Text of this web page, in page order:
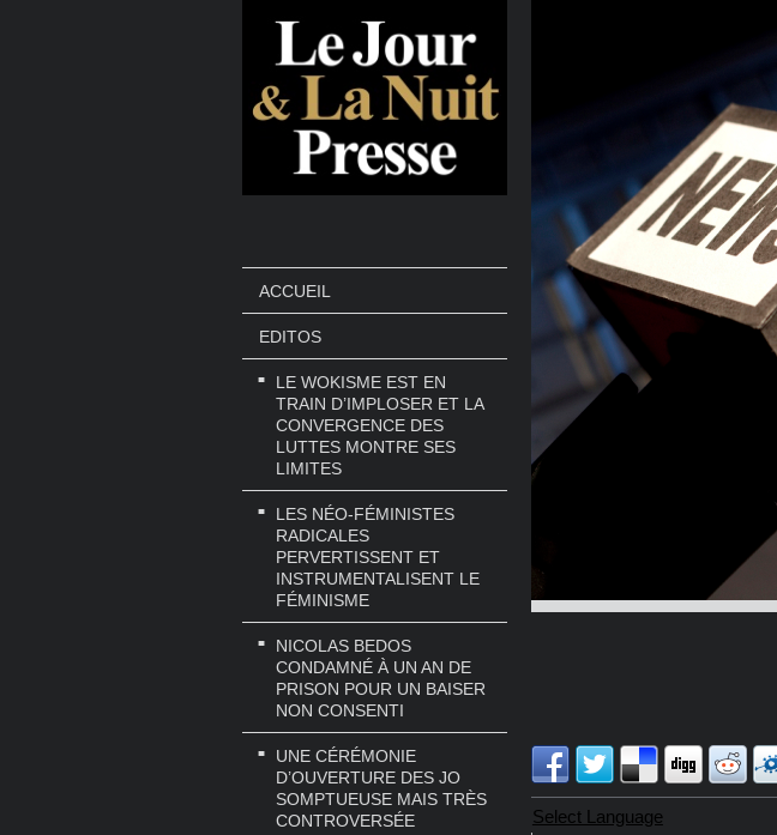
ACCUEIL
EDITOS
LE WOKISME EST EN
TRAIN D’IMPLOSER ET LA
CONVERGENCE DES
LUTTES MONTRE SES
LIMITES
LES NÉO-FÉMINISTES
RADICALES
PERVERTISSENT ET
INSTRUMENTALISENT LE
FÉMINISME
NICOLAS BEDOS
CONDAMNÉ À UN AN DE
PRISON POUR UN BAISER
NON CONSENTI
UNE CÉRÉMONIE
D’OUVERTURE DES JO
SOMPTUEUSE MAIS TRÈS
CONTROVERSÉE
Select Language